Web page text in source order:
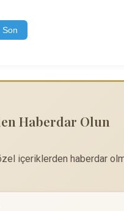
Son
Haberdar Olun
içeriklerden haberdar